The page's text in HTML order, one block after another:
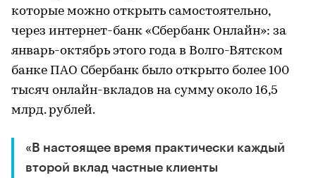
которые можно открыть самостоятельно,
через интернет-банк «Сбербанк Онлайн»: за
январь-октябрь этого года в Волго-Вятском
банке ПАО Сбербанк было открыто более 100
тысяч онлайн-вкладов на сумму около 16,5
млрд. рублей.
«В настоящее время практически каждый
второй вклад частные клиенты